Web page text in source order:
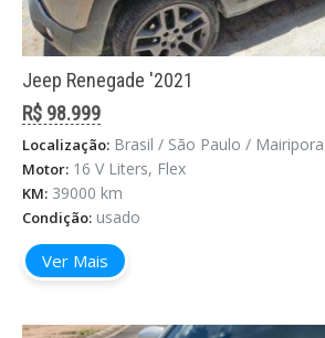
Jeep Renegade '2021
R$ 98.999
Localização: Brasil / São Paulo / Mairipora
Motor: 16 V Liters, Flex
KM: 39000 km
Condição: usado
Ver Mais